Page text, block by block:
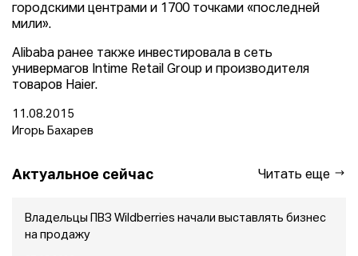
городскими центрами и 1700 точками «последней
мили».
Alibaba ранее также инвестировала в сеть
универмагов Intime Retail Group и производителя
товаров Haier.
11.08.2015
Игорь Бахарев
Актуальное сейчас Читать еще
Владельцы ПВЗ Wildberries начали выставлять бизнес
на продажу